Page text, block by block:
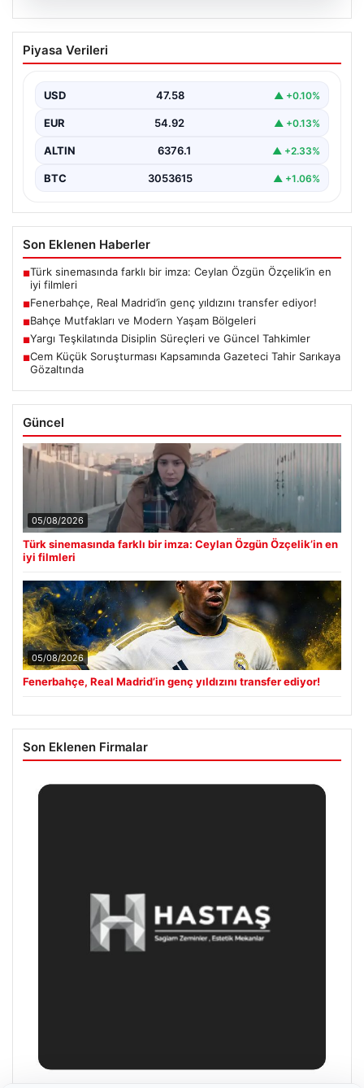
05.08.2026
Fenerbahçe, Real Madrid’in genç
yıldızını transfer ediyor!
Piyasa Verileri
USD 47.58 ▲ +0.10%
EUR 54.92 ▲ +0.13%
ALTIN 6376.1 ▲ +2.33%
BTC 3053615 ▲ +1.06%
Son Eklenen Haberler
■Türk sinemasında farklı bir imza: Ceylan Özgün Özçelik’in en
iyi filmleri
■Fenerbahçe, Real Madrid’in genç yıldızını transfer ediyor!
■Bahçe Mutfakları ve Modern Yaşam Bölgeleri
■Yargı Teşkilatında Disiplin Süreçleri ve Güncel Tahkimler
■Cem Küçük Soruşturması Kapsamında Gazeteci Tahir Sarıkaya
Gözaltında
Güncel
05/08/2026
Türk sinemasında farklı bir imza: Ceylan Özgün Özçelik’in en
iyi filmleri
05/08/2026
Fenerbahçe, Real Madrid’in genç yıldızını transfer ediyor!
Son Eklenen Firmalar